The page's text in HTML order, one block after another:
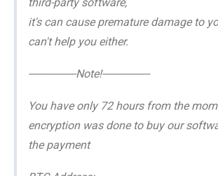
it's can cause premature damage to
can't help you either.
-----------------Note!-----------------
You have only 72 hours from the
encryption was done to buy our
the payment